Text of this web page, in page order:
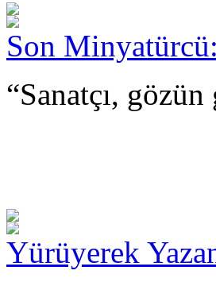
Son
“Sanatçı,
Yürüyerek